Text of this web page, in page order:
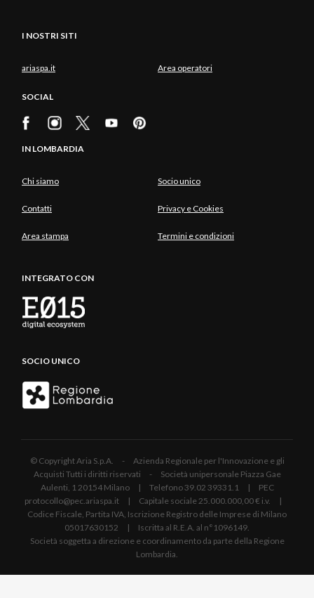
I NOSTRI SITI
ariaspa.it Area operatori
SOCIAL
IN LOMBARDIA
Chi siamo Socio unico
Contatti Privacy e Cookies
Area stampa Termini e condizioni
INTEGRATO CON
SOCIO UNICO
© Copyright Aria S.p.A. - Azienda Regionale per l'Innovazione e gli
Acquisti Tutti i diritti riservati - Società unipersonale Piazza Gae
Aulenti, 1 20154 Milano | Telefono 39.02 39331.1 | PEC
protocollo@pec.ariaspa.it | Capitale sociale 25.000.000,00 € i.v. |
Codice Fiscale, Partita IVA, Iscrizione Registro delle Imprese di Milano
05017630152 | Iscritta al R.E.A. al n°1096149.
Società soggetta a direzione e coordinamento da parte della Regione
Lombardia.